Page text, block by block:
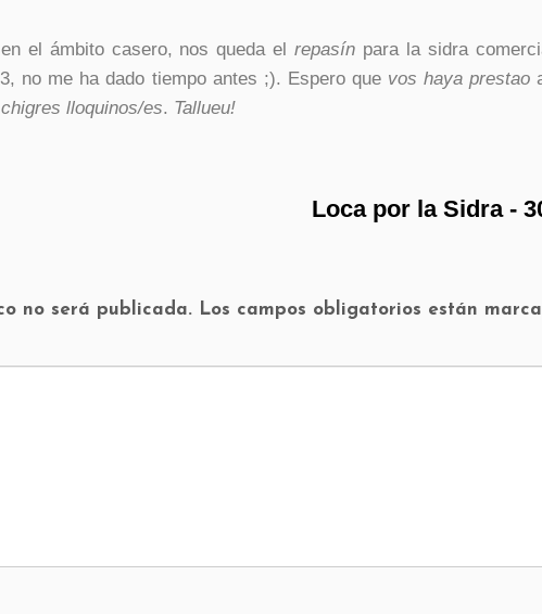
el ámbito casero, nos queda elrepasín para la sidra
no me ha dado tiempo antes ;). Espero que vos haya prestao
lloquinos/es. Tallueu!
Loca por la Sidra -
no será publicada. Los campos obligatorios están